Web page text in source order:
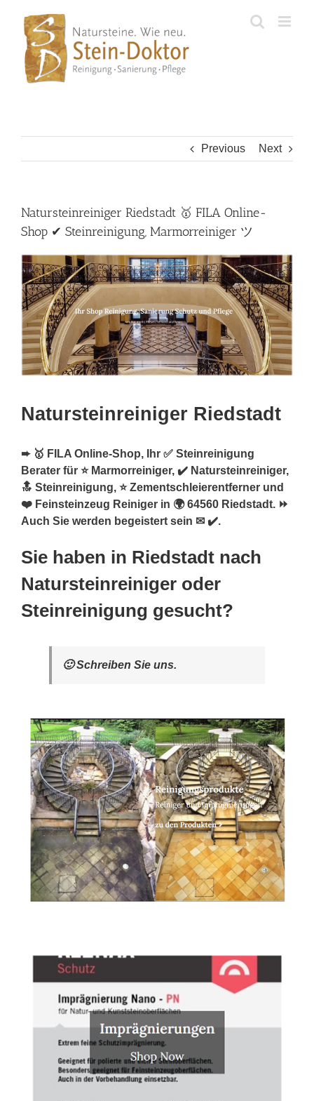
content
Previous Next
Natursteinreiniger Riedstadt 🥇 FILA Online-
Shop ✔ Steinreinigung, Marmorreiniger ツ
Natursteinreiniger Riedstadt
➨ 🥇 FILA Online-Shop, Ihr ✅ Steinreinigung
Berater für ⭐ Marmorreiniger, ✔️ Natursteinreiniger,
🔝 Steinreinigung, ⭐ Zementschleierentferner und
❤️ Feinsteinzeug Reiniger in 🌍 64560 Riedstadt. ⏩
Auch Sie werden begeistert sein ✉ ✔️.
Sie haben in Riedstadt nach
Natursteinreiniger oder
Steinreinigung gesucht?
🙂 Schreiben Sie uns.